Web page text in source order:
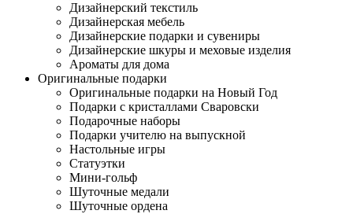
Дизайнерский текстиль
Дизайнерская мебель
Дизайнерские подарки и сувениры
Дизайнерские шкуры и меховые изделия
Ароматы для дома
Оригинальные подарки
Оригинальные подарки на Новый Год
Подарки с кристаллами Сваровски
Подарочные наборы
Подарки учителю на выпускной
Настольные игры
Статуэтки
Мини-гольф
Шуточные медали
Шуточные ордена